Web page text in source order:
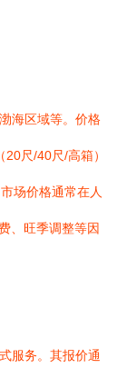
海区域等。价格
尺/40尺/高箱）
场价格通常在人
、旺季调整等因
服务。其报价通